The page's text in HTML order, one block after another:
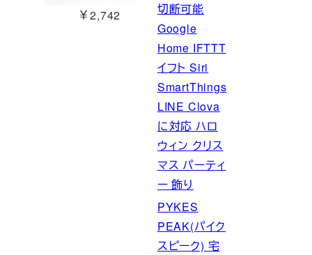
￥2,742
切断可能
Google
Home IFTTT
イフト Siri
SmartThings
LINE Clova
に対応 ハロ
ウィン クリス
マス パーティ
ー 飾り
PYKES
PEAK(パイク
スピーク) 宅